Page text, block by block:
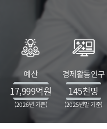
예산
17,999억원
(2026년 기준)
경제활동인구
145천명
(2025년말 기준)